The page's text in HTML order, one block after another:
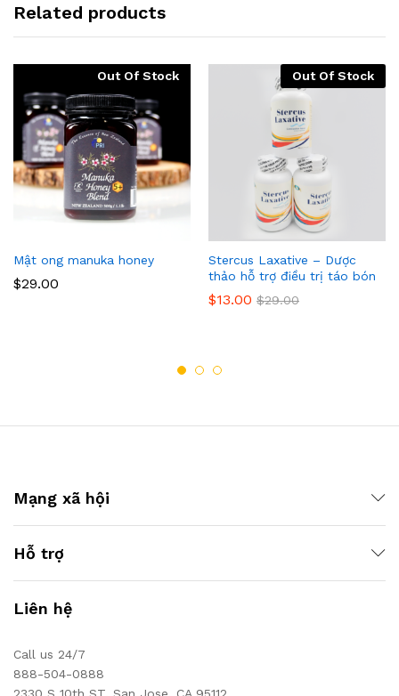
Related products
Out Of Stock
Mật ong manuka honey
$29.00
Out Of Stock
Stercus Laxative – Dược
thảo hỗ trợ điều trị táo bón
$13.00 $29.00
Mạng xã hội
Hỗ trợ
Liên hệ
Call us 24/7
888-504-0888
2330 S 10th ST, San Jose, CA 95112